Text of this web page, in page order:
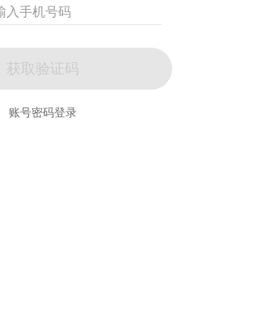
获取验证码
账号密码登录